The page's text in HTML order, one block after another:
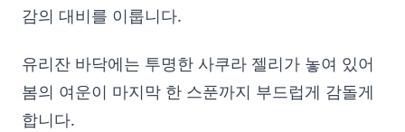
감의 대비를 이룹니다.
유리잔 바닥에는 투명한 사쿠라 젤리가 놓여 있어
봄의 여운이 마지막 한 스푼까지 부드럽게 감돌게
합니다.